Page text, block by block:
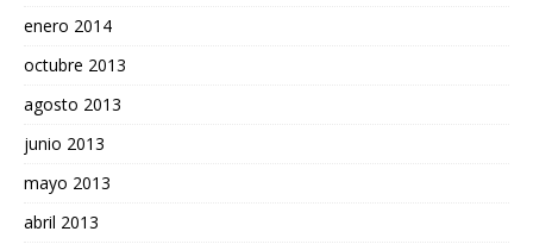
enero 2014
octubre 2013
agosto 2013
junio 2013
mayo 2013
abril 2013